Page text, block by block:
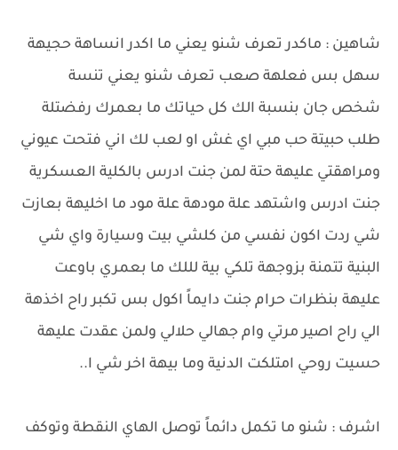
شاهين : ماكدر تعرف شنو يعني ما اكدر انساهة حجيهة
سهل بس فعلهة صعب تعرف شنو يعني تنسة
شخص جان بنسبة الك كل حياتك ما بعمرك رفضتلة
طلب حبيتة حب مبي اي غش او لعب لك اني فتحت عيوني
ومراهقتي عليهة حتة لمن جنت ادرس بالكلية العسكرية
جنت ادرس واشتهد علة مودهة علة مود ما اخليهة بعازت
شي ردت اكون نفسي من كلشي بيت وسيارة واي شي
البنية تتمنة بزوجهة تلكي بية لللك ما بعمري باوعت
عليهة بنظرات حرام جنت دايماً اكول بس تكبر راح اخذهة
الي راح اصير مرتي وام جهالي حلالي ولمن عقدت عليهة
حسيت روحي امتلكت الدنية وما بيهة اخر شي ا..
اشرف : شنو ما تكمل دائماً توصل الهاي النقطة وتوكف